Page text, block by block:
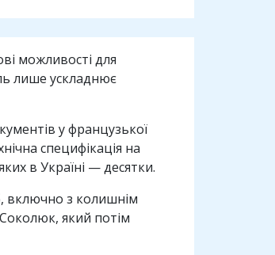
можливості для
лише ускладнює
у французької
специфікація на
в Україні — десятки.
включно з колишнім
який потім